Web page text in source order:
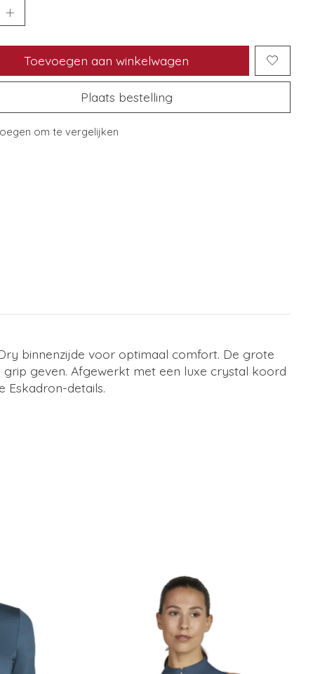
Toevoegen aan winkelwagen
Plaats bestelling
om te vergelijken
binnenzijde voor optimaal comfort. De grote
geven. Afgewerkt met een luxe crystal koord
Eskadron-details.